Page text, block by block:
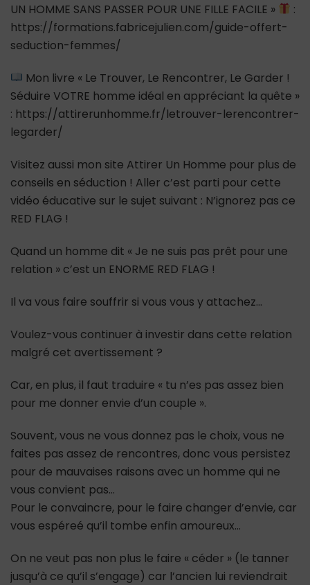
UN HOMME SANS PASSER POUR UNE FILLE FACILE »
:
https://formations.fabricejulien.com/guide-offert-
seduction-femmes/
Mon livre « Le Trouver, Le Rencontrer, Le Garder !
Séduire VOTRE homme idéal en appréciant la quête »
: https://attirerunhomme.fr/letrouver-lerencontrer-
legarder/
Visitez aussi mon site Attirer Un Homme pour plus de
conseils en séduction ! Aller c’est parti pour cette
vidéo éducative sur le sujet suivant : N’ignorez pas ce
RED FLAG !
Quand un homme dit « Je ne suis pas prêt pour une
relation » c’est un ENORME RED FLAG !
Il va vous faire souffrir si vous vous y attachez…
Voulez-vous continuer à investir dans cette relation
malgré cet avertissement ?
Car, en plus, il faut traduire « tu n’es pas assez bien
pour me donner envie d’un couple ».
Souvent, vous ne vous donnez pas le choix, vous ne
faites pas assez de rencontres, donc vous persistez
pour de mauvaises raisons avec un homme qui ne
vous convient pas…
Pour le convaincre, pour le faire changer d’envie, car
vous espéreé qu’il tombe enfin amoureux…
On ne veut pas non plus le faire « céder » (le tanner
jusqu’à ce qu’il s’engage) car l’ancien lui reviendrait